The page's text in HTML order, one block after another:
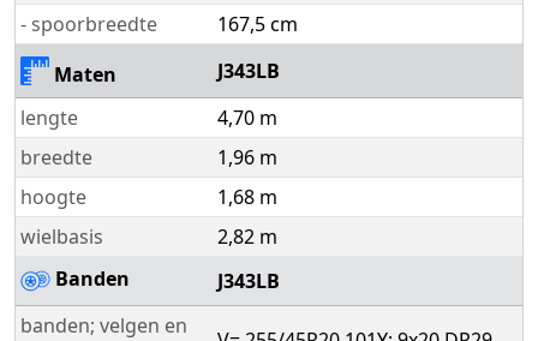
- spoorbreedte
167,5 cm
Maten
J343LB
lengte
4,70 m
breedte
1,96 m
hoogte
1,68 m
wielbasis
2,82 m
Banden
J343LB
banden; velgen en